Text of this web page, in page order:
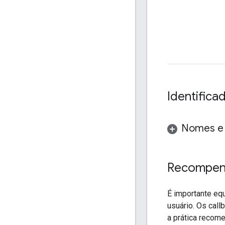
Nomes
É importante
usuário. Os
a prática